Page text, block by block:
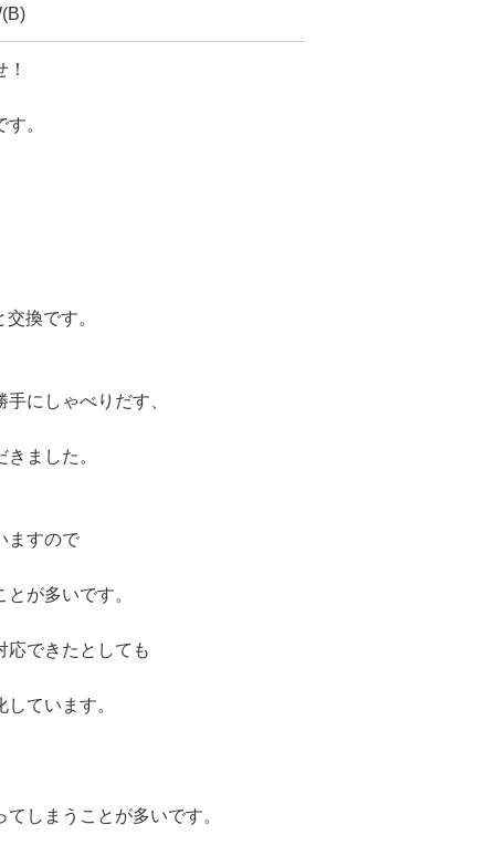
。
換です。
にしゃべりだす、
ました。
ますので
が多いです。
応できたとしても
ています。
しまうことが多いです。